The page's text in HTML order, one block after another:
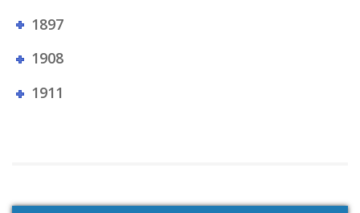
1897
1908
1911